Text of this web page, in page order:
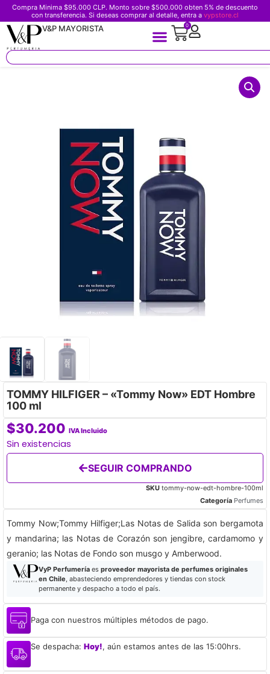
Compra Minima $95.000 CLP. Monto sobre $500.000 obten 5% de descuento
con transferencia. Si deseas comprar al detalle, entra a vypstore.cl
V&P MAYORISTA 0
TOMMY HILFIGER – «Tommy Now» EDT Hombre
100 ml
$30.200 IVA Incluido
Sin existencias
SEGUIR COMPRANDO
SKU tommy-now-edt-hombre-100ml
Categoría Perfumes
Tommy Now;Tommy Hilfiger;Las Notas de Salida son bergamota
y mandarina; las Notas de Corazón son jengibre, cardamomo y
geranio; las Notas de Fondo son musgo y Amberwood.
VyP Perfumeríaes proveedor mayorista de perfumes originales
en Chile, abasteciendo emprendedores y tiendas con stock
permanente y despacho a todo el país.
Paga con nuestros múltiples métodos de pago.
Se despacha: Hoy!, aún estamos antes de las 15:00hrs.